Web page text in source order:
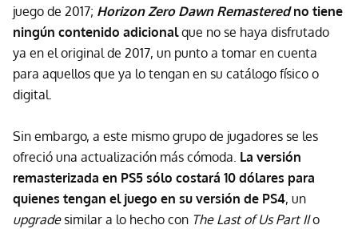
juego de 2017; Horizon Zero Dawn Remastered no tiene
ningún contenido adicionalque no se haya disfrutado
ya en el original de 2017, un punto a tomar en cuenta
para aquellos que ya lo tengan en su catálogo físico o
digital.
Sin embargo, a este mismo grupo de jugadores se les
ofreció una actualización más cómoda. La versión
remasterizada en PS5 sólo costará 10 dólares para
quienes tengan el juego en su versión de PS4, un
upgradesimilar a lo hecho con The Last of Us Part IIo